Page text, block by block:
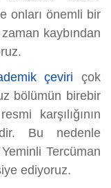
onları önemli bir
kaybından
çeviri çok
bölümün birebir
karşılığının
Bu nedenle
Tercüman
ediyoruz.